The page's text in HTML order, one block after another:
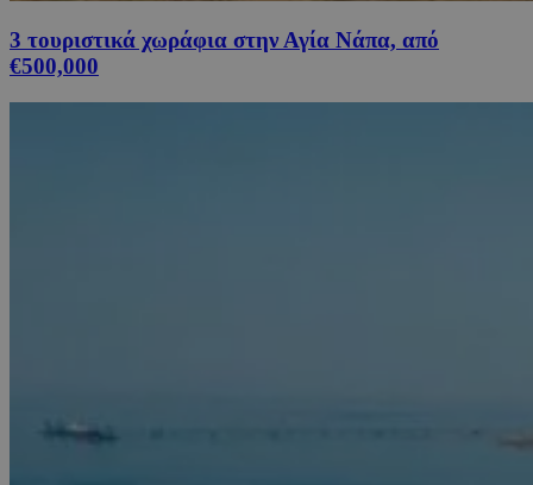
3 τουριστικά χωράφια στην Αγία Νάπα, από
€500,000